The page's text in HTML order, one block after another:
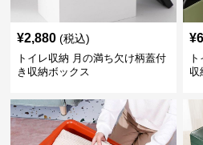
¥2,880 (税込)
トイレ収納 月の満ち欠け柄蓋付
き収納ボックス
¥
収